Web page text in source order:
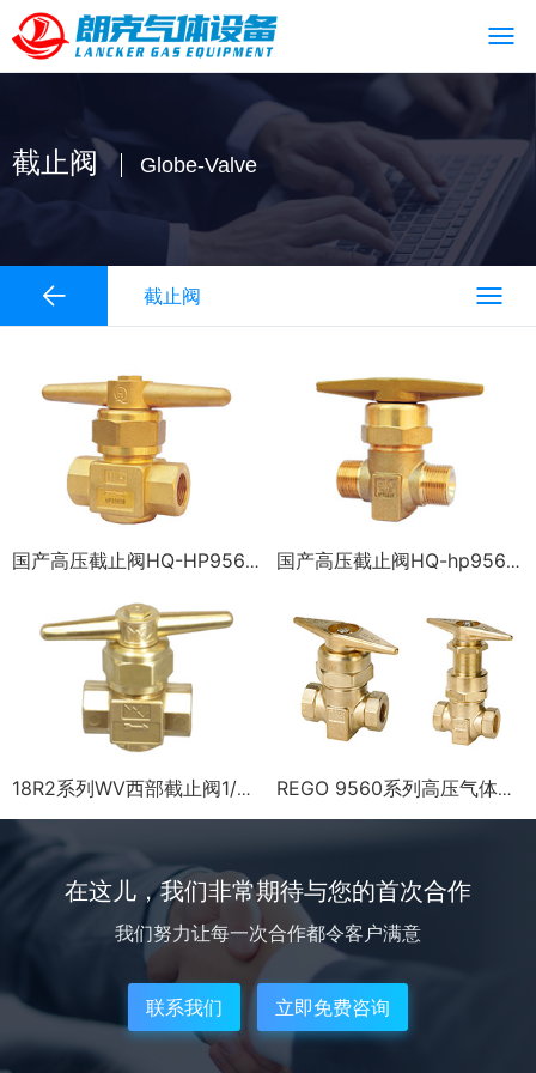
截止阀 Globe-Valve
截止阀
国产高压截止阀HQ-HP9560B 国产高压截止阀HQ-hp9563r
18R2系列WV西部截止阀1/2NPT 3/4NPT 1NPT REGO 9560系列高压气体截止阀
在这儿，我们非常期待与您的首次合作
我们努力让每一次合作都令客户满意
联系我们 立即免费咨询